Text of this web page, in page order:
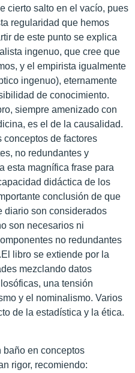
cierto salto en el vacío, pues
regularidad que hemos
de este punto se explica
ingenuo, que cree que
y el empirista igualmente
ingenuo), eternamente
de conocimiento.
siempre amenizado con
es el de la causalidad.
conceptos de factores
no redundantes y
esta magnífica frase para
didáctica de los
conclusión de que
diario son considerados
son necesarios ni
no redundantes
libro se extiende por la
mezclando datos
una tensión
y el nominalismo. Varios
de la estadística y la ética.
baño en conceptos
rigor, recomiendo: